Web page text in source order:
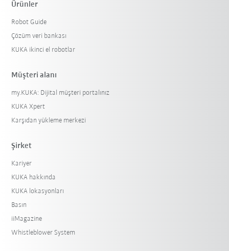
Ürünler
Robot Guide
Çözüm veri bankası
KUKA ikinci el robotlar
Müşteri alanı
my.KUKA: Dijital müşteri portalınız
KUKA Xpert
Karşıdan yükleme merkezi
Şirket
Kariyer
KUKA hakkında
KUKA lokasyonları
Basın
iiMagazine
Whistleblower System